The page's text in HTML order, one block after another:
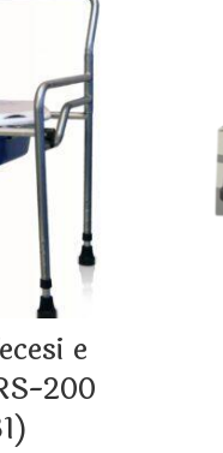
e
200